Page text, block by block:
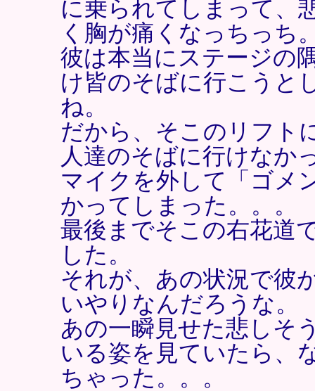
に乗られてしまって、
く胸が痛くなっちっち
彼は本当にステージの
け皆のそばに行こうと
ね。
だから、そこのリフト
人達のそばに行けなか
マイクを外して「ゴメ
かってしまった。。。
最後までそこの右花道
した。
それが、あの状況で彼
いやりなんだろうな。
あの一瞬見せた悲しそ
いる姿を見ていたら、
ちゃった。。。